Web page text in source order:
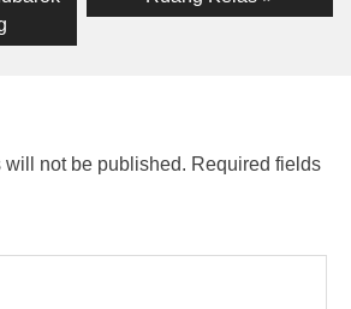
not be published. Required fields